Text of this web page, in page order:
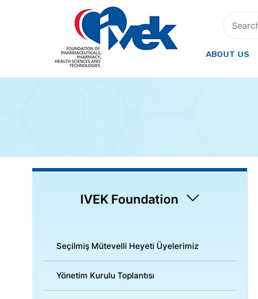
ABOUT US
IVEK Foundation
Seçilmiş Mütevelli Heyeti Üyelerimiz
Yönetim Kurulu Toplantısı